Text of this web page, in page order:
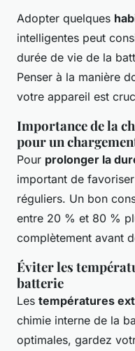
Adopter quelques
intelligentes peut
durée de vie de la
Penser à la manière
votre appareil est
Importance de la
pour un
Pour prolonger la
important de
réguliers. Un bon
entre 20 % et 80 %
complètement avant
Éviter les
batterie
Les températures
chimie interne de la
optimales, gardez